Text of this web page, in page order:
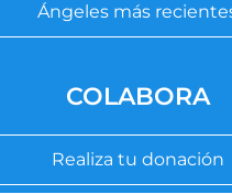
Ángeles más
COLABORA
Realiza tu donación